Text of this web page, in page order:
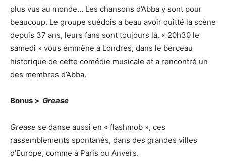
plus vus au monde… Les chansons d’Abba y sont pour
beaucoup. Le groupe suédois a beau avoir quitté la scène
depuis 37 ans, leurs fans sont toujours là. « 20h30 le
samedi » vous emmène à Londres, dans le berceau
historique de cette comédie musicale et a rencontré un
des membres d’Abba.
Bonus > Grease
Grease se danse aussi en « flashmob », ces
rassemblements spontanés, dans des grandes villes
d’Europe, comme à Paris ou Anvers.